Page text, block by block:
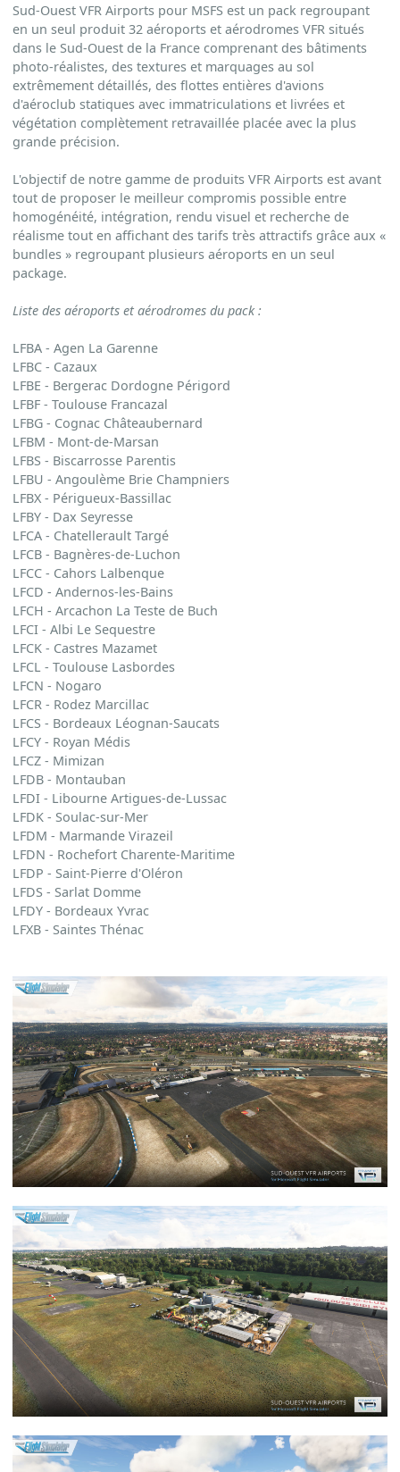
Sud-Ouest VFR Airports pour MSFS est un pack regroupant
en un seul produit 32 aéroports et aérodromes VFR situés
dans le Sud-Ouest de la France comprenant des bâtiments
photo-réalistes, des textures et marquages au sol
extrêmement détaillés, des flottes entières d'avions
d'aéroclub statiques avec immatriculations et livrées et
végétation complètement retravaillée placée avec la plus
grande précision.
L'objectif de notre gamme de produits VFR Airports est avant
tout de proposer le meilleur compromis possible entre
homogénéité, intégration, rendu visuel et recherche de
réalisme tout en affichant des tarifs très attractifs grâce aux «
bundles » regroupant plusieurs aéroports en un seul
package.
Liste des aéroports et aérodromes du pack:
LFBA - Agen La Garenne
LFBC - Cazaux
LFBE - Bergerac Dordogne Périgord
LFBF - Toulouse Francazal
LFBG - Cognac Châteaubernard
LFBM - Mont-de-Marsan
LFBS - Biscarrosse Parentis
LFBU - Angoulème Brie Champniers
LFBX - Périgueux-Bassillac
LFBY - Dax Seyresse
LFCA - Chatellerault Targé
LFCB - Bagnères-de-Luchon
LFCC - Cahors Lalbenque
LFCD - Andernos-les-Bains
LFCH - Arcachon La Teste de Buch
LFCI - Albi Le Sequestre
LFCK - Castres Mazamet
LFCL - Toulouse Lasbordes
LFCN - Nogaro
LFCR - Rodez Marcillac
LFCS - Bordeaux Léognan-Saucats
LFCY - Royan Médis
LFCZ - Mimizan
LFDB - Montauban
LFDI - Libourne Artigues-de-Lussac
LFDK - Soulac-sur-Mer
LFDM - Marmande Virazeil
LFDN - Rochefort Charente-Maritime
LFDP - Saint-Pierre d'Oléron
LFDS - Sarlat Domme
LFDY - Bordeaux Yvrac
LFXB - Saintes Thénac